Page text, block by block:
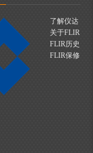
了解仪达
关于FLIR
FLIR历史
FLIR保修